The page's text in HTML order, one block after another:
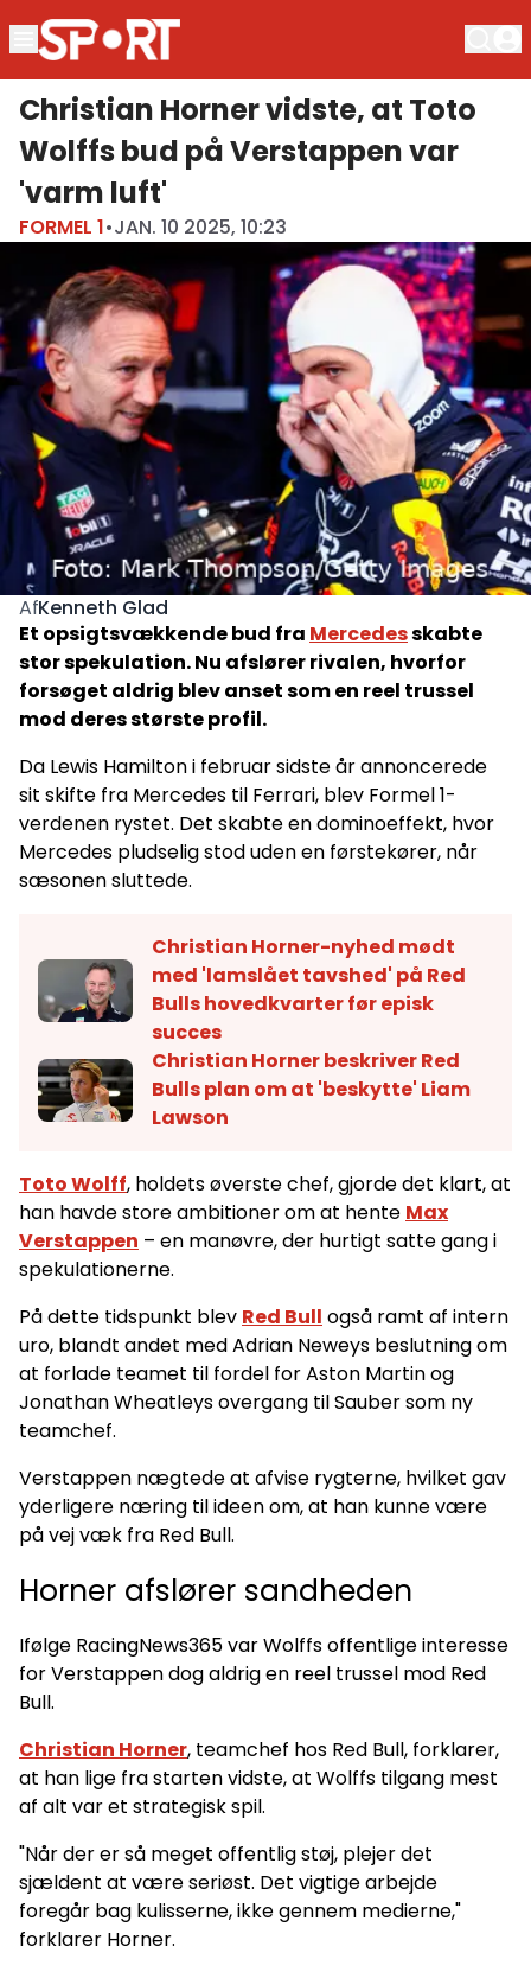
Christian Horner vidste, at Toto
Wolffs bud på Verstappen var
'varm luft'
FORMEL 1•JAN. 10 2025, 10:23
AfKenneth Glad
Et opsigtsvækkende bud fra Mercedesskabte
stor spekulation. Nu afslører rivalen, hvorfor
forsøget aldrig blev anset som en reel trussel
mod deres største profil.
Da Lewis Hamilton i februar sidste år annoncerede
sit skifte fra Mercedes til Ferrari, blev Formel 1-
verdenen rystet. Det skabte en dominoeffekt, hvor
Mercedes pludselig stod uden en førstekører, når
sæsonen sluttede.
Christian Horner-nyhed mødt
med 'lamslået tavshed' på Red
Bulls hovedkvarter før episk
succes
Christian Horner beskriver Red
Bulls plan om at 'beskytte' Liam
Lawson
Toto Wolff, holdets øverste chef, gjorde det klart, at
han havde store ambitioner om at hente Max
Verstappen – en manøvre, der hurtigt satte gang i
spekulationerne.
På dette tidspunkt blev Red Bull også ramt af intern
uro, blandt andet med Adrian Neweys beslutning om
at forlade teamet til fordel for Aston Martin og
Jonathan Wheatleys overgang til Sauber som ny
teamchef.
Verstappen nægtede at afvise rygterne, hvilket gav
yderligere næring til ideen om, at han kunne være
på vej væk fra Red Bull.
Horner afslører sandheden
Ifølge RacingNews365 var Wolffs offentlige interesse
for Verstappen dog aldrig en reel trussel mod Red
Bull.
Christian Horner, teamchef hos Red Bull, forklarer,
at han lige fra starten vidste, at Wolffs tilgang mest
af alt var et strategisk spil.
"Når der er så meget offentlig støj, plejer det
sjældent at være seriøst. Det vigtige arbejde
foregår bag kulisserne, ikke gennem medierne,"
forklarer Horner.